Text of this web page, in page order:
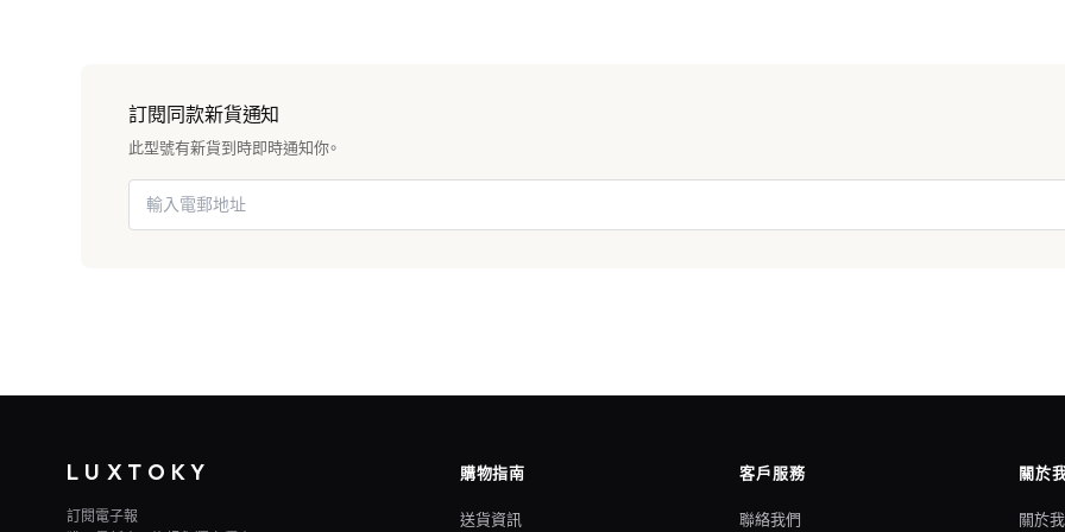
訂閱同款新貨通知
此型號有新貨到時即時通知你。
LUXTOKY
訂閱電子報
購物指南
送貨資訊
客戶服務
聯絡我們
關於
關於